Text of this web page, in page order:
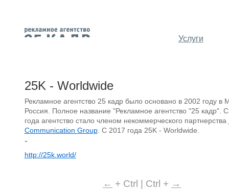
Услуги
25K - Worldwide
Рекламное агентство 25 кадр было основано в 2002 году в
Россия. Полное название "Рекламное агентство "25 кадр".
года агентство стало членом некоммерческого партнерства
Communication Group. С 2017 года 25K - Worldwide.
-
http://25k.world/
← + Ctrl | Ctrl + →